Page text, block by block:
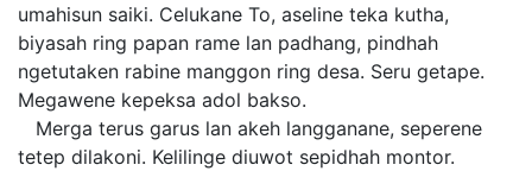
umahisun saiki. Celukane To, aseline teka kutha,
biyasah ring papan rame lan padhang, pindhah
ngetutaken rabine manggon ring desa. Seru getape.
Megawene kepeksa adol bakso.
Merga terus garus lan akeh langganane, seperene
tetep dilakoni. Kelilinge diuwot sepidhah montor.